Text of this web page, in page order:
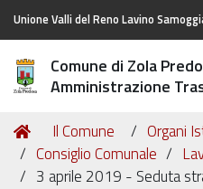
Unione Valli del Reno Lavino
Comune di Zola
Amministrazione
Tu
sei
qui:
Home
Il Comune
Organi
Consiglio Comunale
3 aprile 2019 - Seduta